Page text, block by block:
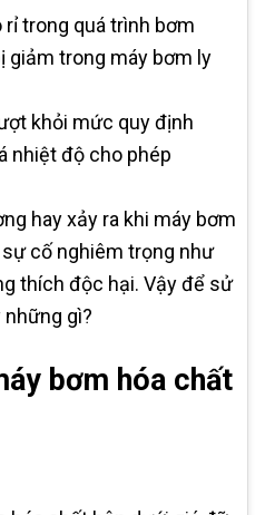
trong quá trình bơm
giảm trong máy bơm ly
khỏi mức quy định
nhiệt độ cho phép
hay xảy ra khi máy bơm
cố nghiêm trọng như
thích độc hại. Vậy để sử
những gì?
bơm hóa chất